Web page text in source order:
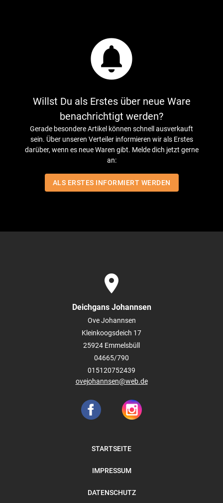
circle_notifications
Willst Du als Erstes über neue Ware
benachrichtigt werden?
Gerade besondere Artikel können schnell ausverkauft
sein. Über unseren Verteiler informieren wir als Erstes
darüber, wenn es neue Waren gibt. Melde dich jetzt gerne
an:
ALS ERSTES INFORMIERT WERDEN
place
Deichgans Johannsen
Ove Johannsen
Kleinkoogsdeich 17
25924 Emmelsbüll
04665/790
015120752439
ovejohannsen@web.de
STARTSEITE
IMPRESSUM
DATENSCHUTZ